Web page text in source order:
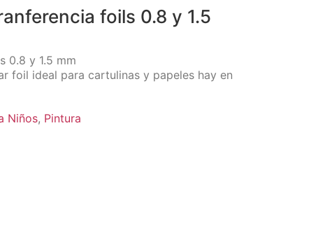
foils 0.8 y 1.5
0.8 y 1.5 mm
foil ideal para cartulinas y papeles hay en
Niños, Pintura